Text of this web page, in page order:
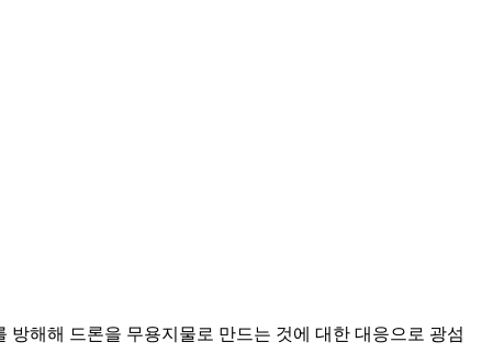
해해 드론을 무용지물로 만드는 것에 대한 대응으로 광섬